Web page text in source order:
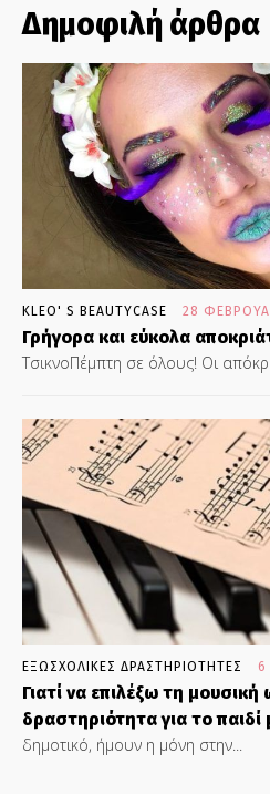
Δημοφιλή άρθρα
KLEO' S BEAUTYCASE 28
Γρήγορα και εύκολα
ΤσικνοΠέμπτη σε όλους! Οι
ΕΞΩΣΧΟΛΙΚΕΣ ΔΡΑΣΤΗΡΙΟΤΗΤΕΣ 6
Γιατί να επιλέξω τη
δραστηριότητα για το παιδί
δημοτικό, ήμουν η μόνη στην...